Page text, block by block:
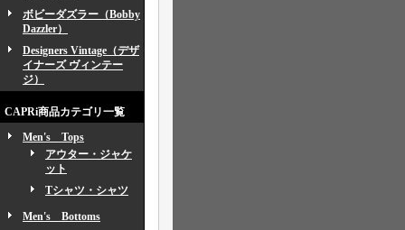
ボビーダズラー（Bobby
Dazzler）
Designers Vintage（デザ
イナーズ ヴィンテー
ジ）
CAPRi商品カテゴリ一覧
Men's Tops
アウター・ジャケ
ット
Tシャツ・シャツ
Men's Bottoms